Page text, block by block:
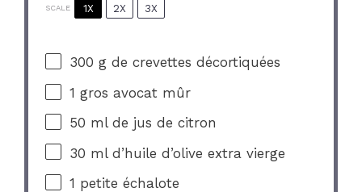
SCALE 1X 2X 3X
300 g de crevettes décortiquées
1 gros avocat mûr
50 ml de jus de citron
30 ml d’huile d’olive extra vierge
1 petite échalote